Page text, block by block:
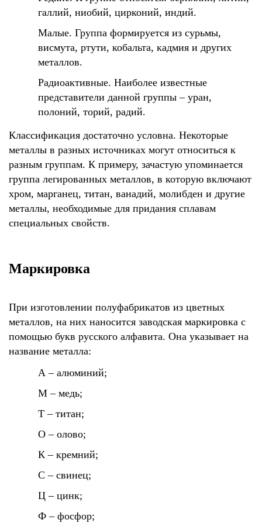
галлий, ниобий, цирконий, индий.
Малые. Группа формируется из сурьмы,
висмута, ртути, кобальта, кадмия и других
металлов.
Радиоактивные. Наиболее известные
представители данной группы – уран,
полоний, торий, радий.
Классификация достаточно условна. Некоторые
металлы в разных источниках могут относиться к
разным группам. К примеру, зачастую упоминается
группа легированных металлов, в которую включают
хром, марганец, титан, ванадий, молибден и другие
металлы, необходимые для придания сплавам
специальных свойств.
Маркировка
При изготовлении полуфабрикатов из цветных
металлов, на них наносится заводская маркировка с
помощью букв русского алфавита. Она указывает на
название металла:
А – алюминий;
М – медь;
Т – титан;
О – олово;
К – кремний;
С – свинец;
Ц – цинк;
Ф – фосфор;